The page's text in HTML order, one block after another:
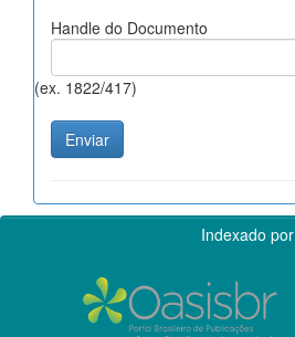
Handle do Documento
(ex. 1822/417)
Indexado por